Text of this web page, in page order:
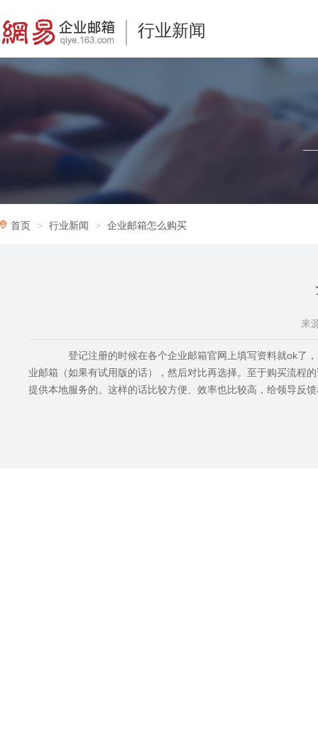
行业新闻
首页 行业新闻 企业邮箱怎么购买
来
登记注册的时候在各个企业邮箱官网上填写资料就ok了，
业邮箱（如果有试用版的话），然后对比再选择。至于购买流程
提供本地服务的。这样的话比较方便、效率也比较高，给领导反